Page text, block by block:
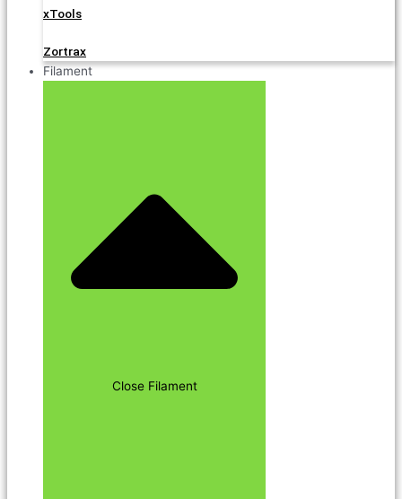
xTools
Zortrax
Filament
Close Filament